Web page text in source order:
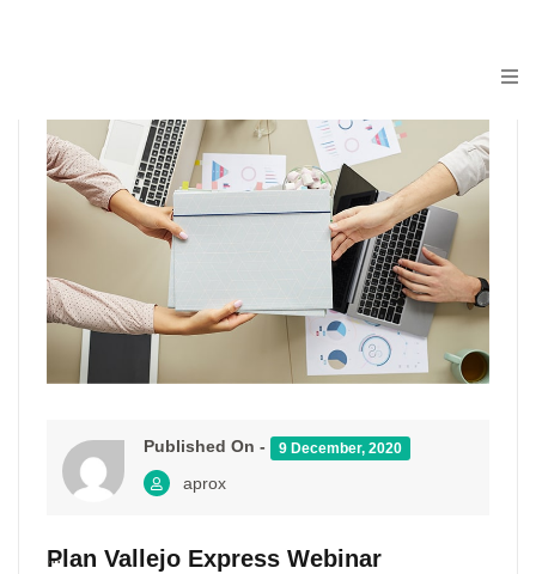
Published On - 9 December, 2020
aprox
Plan Vallejo Express Webinar
...